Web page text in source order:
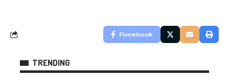
Facebook
TRENDING